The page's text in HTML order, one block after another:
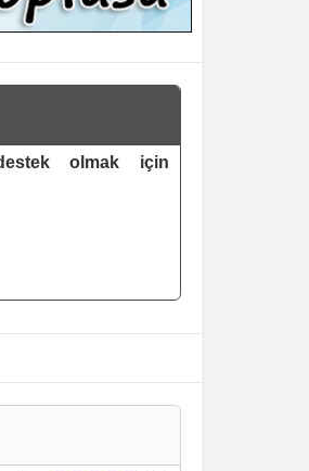
olmak için